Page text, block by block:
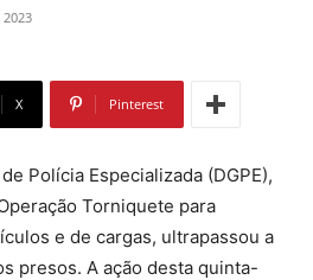
X Pinterest
Polícia Especializada (DGPE),
Torniquete para
e de cargas, ultrapassou a
presos. A ação desta quinta-